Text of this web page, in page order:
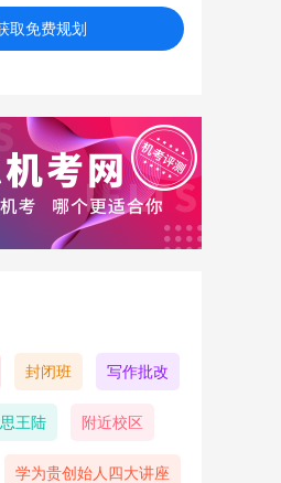
取免费规划
封闭班 写作批改
王陆 附近校区
学为贵创始人四大讲座